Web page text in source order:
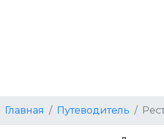
Главная Путеводитель